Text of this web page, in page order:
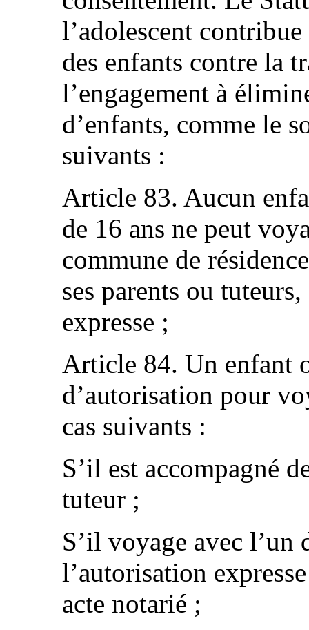
l’adolescent
des enfants contre la
l’engagement à
d’enfants, comme le
suivants :
Article 83. Aucun
de 16 ans ne peut
commune de
ses parents ou
expresse ;
Article 84. Un enfant
d’autorisation pour
cas suivants :
S’il est accompagné
tuteur ;
S’il voyage avec l’un
l’autorisation
acte notarié ;